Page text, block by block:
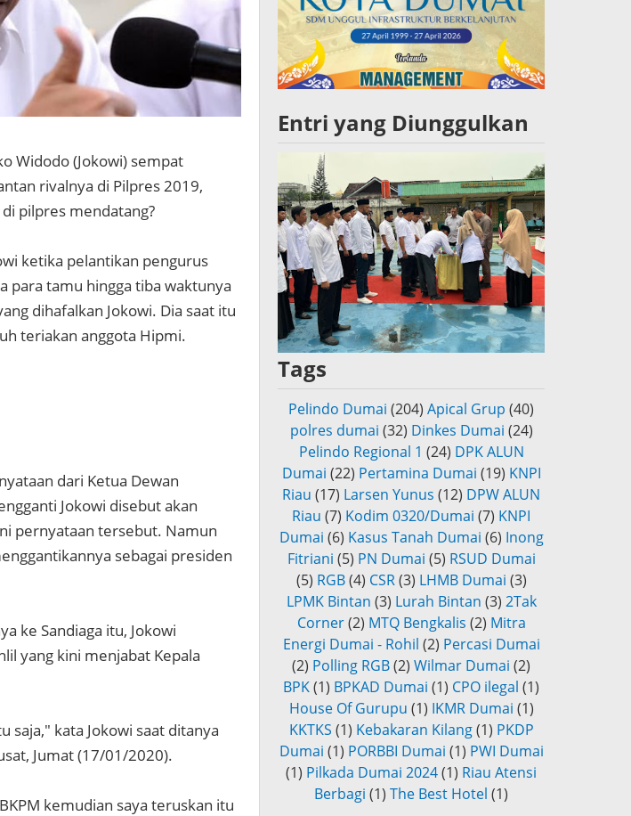
Widodo (Jokowi) sempat
rivalnya di Pilpres 2019,
pilpres mendatang?
ketika pelantikan pengurus
para tamu hingga tiba waktunya
dihafalkan Jokowi. Dia saat itu
teriakan anggota Hipmi.
dari Ketua Dewan
Jokowi disebut akan
pernyataan tersebut. Namun
sebagai presiden
ke Sandiaga itu, Jokowi
yang kini menjabat Kepala
saja," kata Jokowi saat ditanya
Jumat (17/01/2020).
kemudian saya teruskan itu
Entri yang Diunggulkan
Tags
Pelindo Dumai (204) Apical Grup (40)
polres dumai (32) Dinkes Dumai (24)
Pelindo Regional 1 (24) DPK ALUN
Dumai (22) Pertamina Dumai (19) KNPI
Riau (17) Larsen Yunus (12) DPW ALUN
Riau (7) Kodim 0320/Dumai (7) KNPI
Dumai (6) Kasus Tanah Dumai (6) Inong
Fitriani (5) PN Dumai (5) RSUD Dumai
(5) RGB (4) CSR (3) LHMB Dumai (3)
LPMK Bintan (3) Lurah Bintan (3) 2Tak
Corner (2) MTQ Bengkalis (2) Mitra
Energi Dumai - Rohil (2) Percasi Dumai
(2) Polling RGB(2) Wilmar Dumai (2)
BPK(1) BPKAD Dumai (1) CPO ilegal (1)
House Of Gurupu (1) IKMR Dumai (1)
KKTKS (1) Kebakaran Kilang (1) PKDP
Dumai (1) PORBBI Dumai (1) PWI Dumai
(1) Pilkada Dumai 2024(1) Riau Atensi
Berbagi (1) The Best Hotel (1)